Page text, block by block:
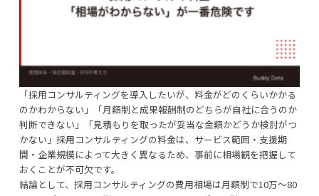
「採用コンサルティングを導入したいが、料金がどのくらいかかる
のかわからない」「月額制と成果報酬制のどちらが自社に合うのか
判断できない」「見積もりを取ったが妥当な金額かどうか検討がつ
かない」――採用コンサルティングの料金は、サービス範囲・支援期
間・企業規模によって大きく異なるため、事前に相場観を把握して
おくことが不可欠です。
結論として、採用コンサルティングの費用相場は月額制で10万〜80